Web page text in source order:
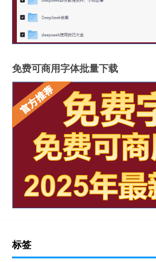
免费可商用字体批量下载
标签